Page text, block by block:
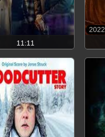
11:11
2022